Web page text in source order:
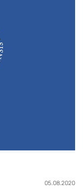
05.08.2020